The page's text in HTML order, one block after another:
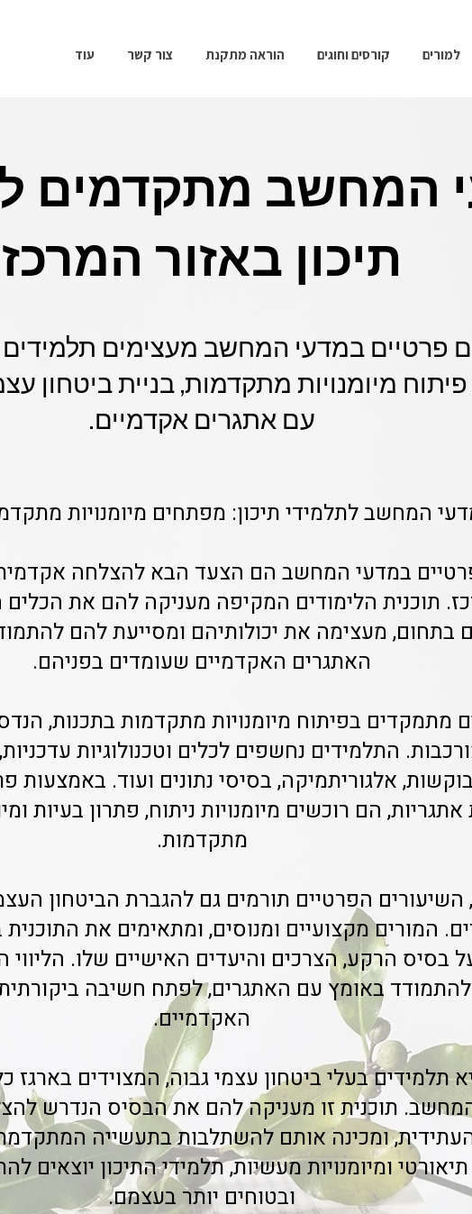
למורים קורסים וחוגים הוראה מתקנת צור קשר עוד
המחשב מתקדמים
תיכון באזור המרכז
פרטיים במדעי המחשב מעצימים תלמידים
מיומנויות מתקדמות, בניית ביטחון
עם אתגרים אקדמיים.
המחשב לתלמידי תיכון: מפתחים מיומנויות
במדעי המחשב הם הצעד הבא להצלחה אקדמית
תוכנית הלימודים המקיפה מעניקה להם את
בתחום, מעצימה את יכולותיהם ומסייעת להם
האתגרים האקדמיים שעומדים בפניהם.
מתמקדים בפיתוח מיומנויות מתקדמות בתכנות,
התלמידים נחשפים לכלים וטכנולוגיות
אלגוריתמיקה, בסיסי נתונים ועוד. באמצעות
הם רוכשים מיומנויות ניתוח, פתרון בעיות
מתקדמות.
הפרטיים תורמים גם להגברת הביטחון
המורים מקצועיים ומנוסים, ומתאימים את התוכנית
בסיס הרקע, הצרכים והיעדים האישיים שלו.
באומץ עם האתגרים, לפתח חשיבה
האקדמיים.
תלמידים בעלי ביטחון עצמי גבוה, המצוידים
תוכנית זו מעניקה להם את הבסיס הנדרש
ומכינה אותם להשתלבות בתעשייה
ומיומנויות מעשיות, תלמידי התיכון יוצאים
ובטוחים יותר בעצמם.